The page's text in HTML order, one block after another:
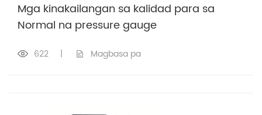
Mga kinakailangan sa kalidad para sa
Normal na pressure gauge
622 | Magbasa pa